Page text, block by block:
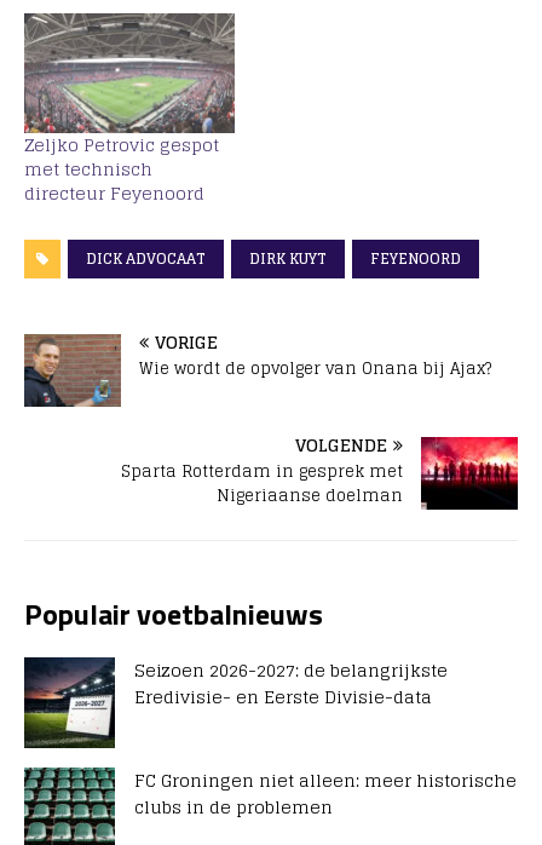
Zeljko Petrovic gespot
met technisch
directeur Feyenoord
DICK ADVOCAAT DIRK KUYT FEYENOORD
VORIGE
Wie wordt de opvolger van Onana bij Ajax?
VOLGENDE
Sparta Rotterdam in gesprek met
Nigeriaanse doelman
Populair voetbalnieuws
Seizoen 2026-2027: de belangrijkste
Eredivisie- en Eerste Divisie-data
FC Groningen niet alleen: meer historische
clubs in de problemen